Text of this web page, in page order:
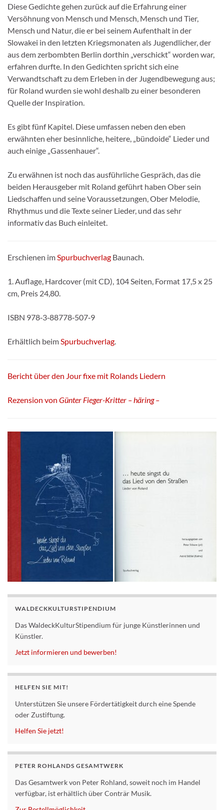
Diese Gedichte gehen zurück auf die Erfahrung einer
Versöhnung von Mensch und Mensch, Mensch und Tier,
Mensch und Natur, die er bei seinem Aufenthalt in der
Slowakei in den letzten Kriegsmonaten als Jugendlicher, der
aus dem zerbombten Berlin dorthin „verschickt“ worden war,
erfahren durfte. In den Gedichten spricht sich eine
Verwandtschaft zu dem Erleben in der Jugendbewegung aus;
für Roland wurden sie wohl deshalb zu einer besonderen
Quelle der Inspiration.
Es gibt fünf Kapitel. Diese umfassen neben den eben
erwähnten eher besinnliche, heitere, „bündoide“ Lieder und
auch einige „Gassenhauer“.
Zu erwähnen ist noch das ausführliche Gespräch, das die
beiden Herausgeber mit Roland geführt haben Ober sein
Liedschaffen und seine Voraussetzungen, Ober Melodie,
Rhythmus und die Texte seiner Lieder, und das sehr
informativ das Buch einleitet.
Erschienen imSpurbuchverlag Baunach.
1. Auflage, Hardcover (mit CD), 104 Seiten, Format 17,5 x 25
cm, Preis 24,80.
ISBN 978‑3‑88778‑507‑9
Erhältlich beimSpurbuchverlag.
Bericht über den Jour fixe mit Rolands Liedern
Rezension von Günter Fieger-Kritter – häring –
WALDECKKULTURSTIPENDIUM
Das WaldeckKulturStipendium für junge Künstlerinnen und
Künstler.
Jetzt informieren und bewerben!
HELFEN SIE MIT!
Unterstützen Sie unsere Fördertätigkeit durch eine Spende
oder Zustiftung.
Helfen Sie jetzt!
PETER ROHLANDS GESAMTWERK
Das Gesamtwerk von Peter Rohland, soweit noch im Handel
verfügbar, ist erhältlich über Conträr Musik.